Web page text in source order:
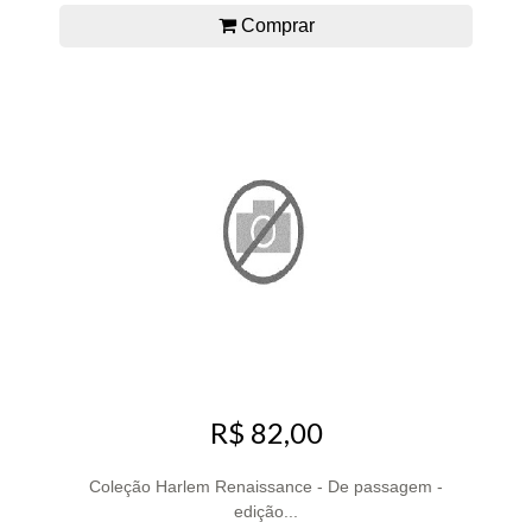
Comprar
R$ 82,00
Coleção Harlem Renaissance - De passagem -
edição...